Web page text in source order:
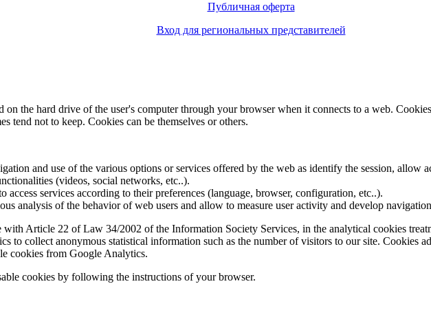
Публичная оферта
Вход для региональных представителей
on the hard drive of the user's computer through your browser when it connects to a web.
tend not to keep. Cookies can be themselves or others.
and use of the various options or services offered by the web as identify the session, allow
(videos, social networks, etc..).
access services according to their preferences (language, browser, configuration, etc..).
analysis of the behavior of web users and allow to measure user activity and develop
Article 22 of Law 34/2002 of the Information Society Services, in the analytical cookies
to collect anonymous statistical information such as the number of visitors to our site. Cookies
cookies from Google Analytics.
cookies by following the instructions of your browser.